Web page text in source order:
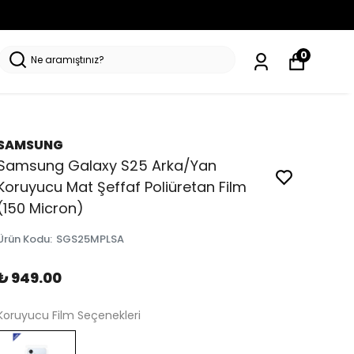
0
Galaxy S25 Arka/Yan
Mat Şeffaf Poliüretan Film
Micron)
Kodu: SGS25MPLSA
949.00
Film Seçenekleri